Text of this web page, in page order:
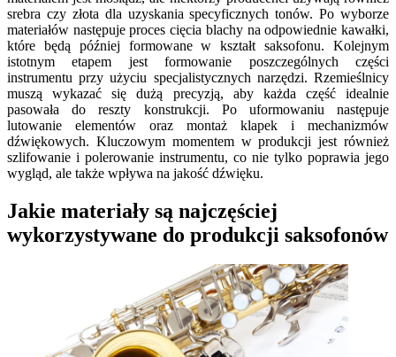
srebra czy złota dla uzyskania specyficznych tonów. Po wyborze
materiałów następuje proces cięcia blachy na odpowiednie kawałki,
które będą później formowane w kształt saksofonu. Kolejnym
istotnym etapem jest formowanie poszczególnych części
instrumentu przy użyciu specjalistycznych narzędzi. Rzemieślnicy
muszą wykazać się dużą precyzją, aby każda część idealnie
pasowała do reszty konstrukcji. Po uformowaniu następuje
lutowanie elementów oraz montaż klapek i mechanizmów
dźwiękowych. Kluczowym momentem w produkcji jest również
szlifowanie i polerowanie instrumentu, co nie tylko poprawia jego
wygląd, ale także wpływa na jakość dźwięku.
Jakie materiały są najczęściej
wykorzystywane do produkcji saksofonów